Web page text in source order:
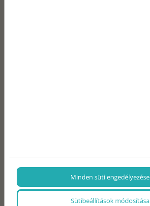
Minden süti engedélyezése
Sütibeállítások módosítása